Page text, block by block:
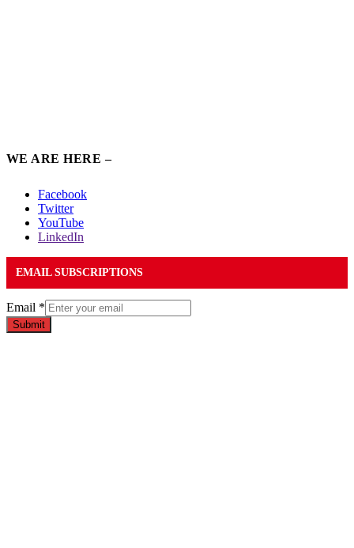
WE ARE HERE –
Facebook
Twitter
YouTube
LinkedIn
EMAIL SUBSCRIPTIONS
Email *
Submit